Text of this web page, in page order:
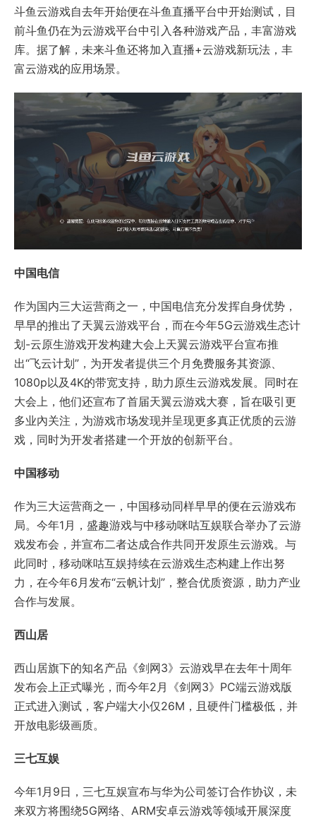
斗鱼云游戏自去年开始便在斗鱼直播平台中开始测试，目
前斗鱼仍在为云游戏平台中引入各种游戏产品，丰富游戏
库。据了解，未来斗鱼还将加入直播+云游戏新玩法，丰
富云游戏的应用场景。
中国电信
作为国内三大运营商之一，中国电信充分发挥自身优势，
早早的推出了天翼云游戏平台，而在今年5G云游戏生态计
划-云原生游戏开发构建大会上天翼云游戏平台宣布推
出“飞云计划”，为开发者提供三个月免费服务其资源、
1080p以及4K的带宽支持，助力原生云游戏发展。同时在
大会上，他们还宣布了首届天翼云游戏大赛，旨在吸引更
多业內关注，为游戏市场发现并呈现更多真正优质的云游
戏，同时为开发者搭建一个开放的创新平台。
中国移动
作为三大运营商之一，中国移动同样早早的便在云游戏布
局。今年1月，盛趣游戏与中移动咪咕互娱联合举办了云游
戏发布会，并宣布二者达成合作共同开发原生云游戏。与
此同时，移动咪咕互娱持续在云游戏生态构建上作出努
力，在今年6月发布“云帆计划”，整合优质资源，助力产业
合作与发展。
西山居
西山居旗下的知名产品《剑网3》云游戏早在去年十周年
发布会上正式曝光，而今年2月《剑网3》PC端云游戏版
正式进入测试，客户端大小仅26M，且硬件门槛极低，并
开放电影级画质。
三七互娱
今年1月9日，三七互娱宣布与华为公司签订合作协议，未
来双方将围绕5G网络、ARM安卓云游戏等领域开展深度